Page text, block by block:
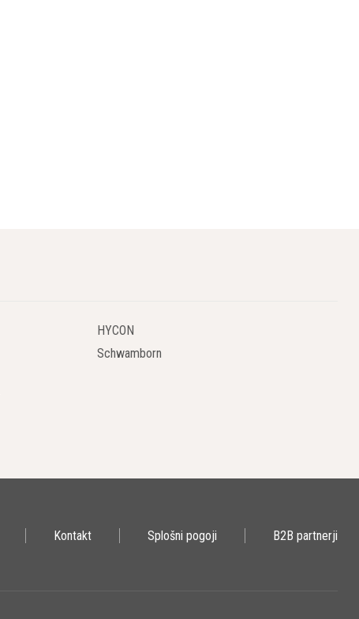
HYCON
Schwamborn
Kontakt Splošni pogoji B2B partnerji